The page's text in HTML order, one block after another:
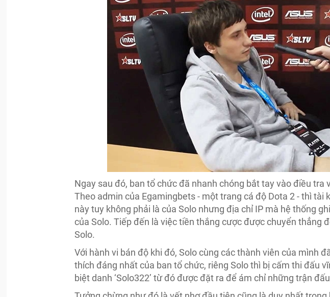
Ngay sau đó, ban tổ chức đã nhanh chóng bắt tay vào điều tra
Theo admin của Egamingbets - một trang cá độ Dota 2 - thì
này tuy không phải là của Solo nhưng địa chỉ IP mà hệ thống
của Solo. Tiếp đến là việc tiền thắng cược được chuyển thẳng
Solo.
Với hành vi bán độ khi đó, Solo cùng các thành viên của mình
thích đáng nhất của ban tổ chức, riêng Solo thì bị cấm thi đấu
biệt danh ‘Solo322’ từ đó được đặt ra để ám chỉ những trận